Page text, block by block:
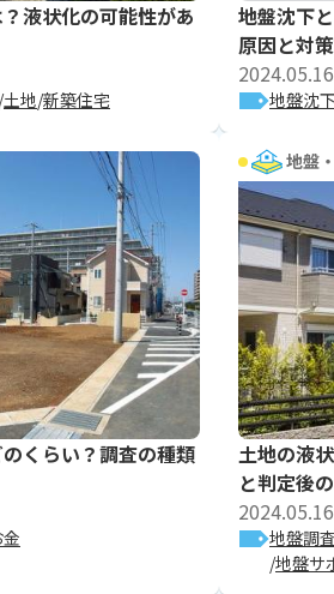
液状化の可能性があ
土地 新築住宅
地盤沈下
原因と対
2024.05.16
地盤沈下
くらい？調査の種類
地盤
土地の液
と判定後
2024.05.16
地盤調
地盤サ